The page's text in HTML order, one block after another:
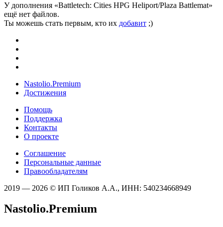
У дополнения «Battletech: Cities HPG Heliport/Plaza Battlemat»
ещё нет файлов.
Ты можешь стать первым, кто их добавит ;)
Nastolio.Premium
Достижения
Помощь
Поддержка
Контакты
О проекте
Соглашение
Персональные данные
Правообладателям
2019 — 2026 © ИП Голиков А.А., ИНН: 540234668949
Nastolio.Premium